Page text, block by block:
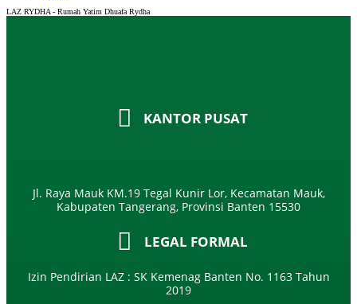
LAZ RYDHA - Rumah Yatim Dhuafa Rydha
KANTOR PUSAT
Jl. Raya Mauk KM.19 Tegal Kunir Lor, Kecamatan Mauk,
Kabupaten Tangerang, Provinsi Banten 15530
LEGAL FORMAL
Izin Pendirian LAZ : SK Kemenag Banten No. 1163 Tahun
2019